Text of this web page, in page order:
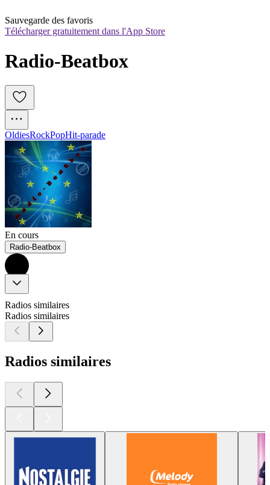
Sauvegarde des favoris
Télécharger gratuitement dans l'App Store
Radio-Beatbox
OldiesRockPopHit-parade
En cours
Radio-Beatbox
Radios similaires
Radios similaires
Radios similaires